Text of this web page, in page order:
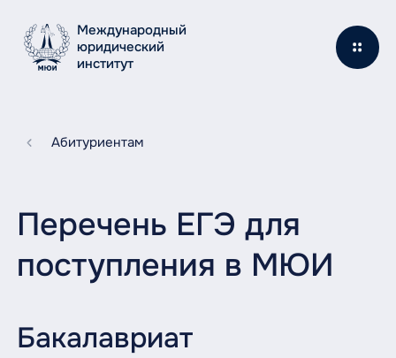
Международный
юридический
институт
Абитуриентам
Перечень ЕГЭ для
поступления в МЮИ
Бакалавриат